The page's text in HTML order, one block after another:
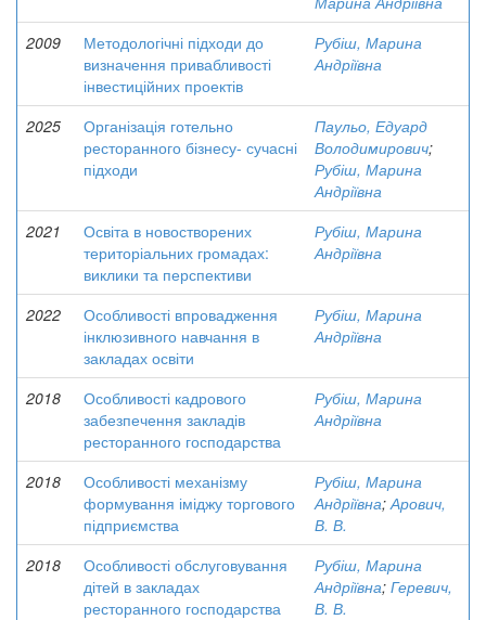
2009
Методологічні підходи до
визначення привабливості
інвестиційних проектів
Рубіш, Марина
Андріївна
2025
Організація готельно
ресторанного бізнесу- сучасні
підходи
Паульо, Едуард
Володимирович;
Рубіш, Марина
Андріївна
2021
Освіта в новостворених
територіальних громадах:
виклики та перспективи
Рубіш, Марина
Андріївна
2022
Особливості впровадження
інклюзивного навчання в
закладах освіти
Рубіш, Марина
Андріївна
2018
Особливості кадрового
забезпечення закладів
ресторанного господарства
Рубіш, Марина
Андріївна
2018
Особливості механізму
формування іміджу торгового
підприємства
Рубіш, Марина
Андріївна;Арович,
В. В.
2018
Особливості обслуговування
дітей в закладах
ресторанного господарства
Рубіш, Марина
Андріївна; Геревич,
В. В.